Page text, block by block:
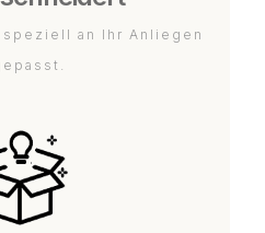
an Ihr Anliegen